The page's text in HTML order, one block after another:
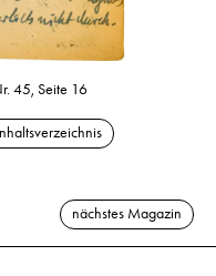
45, Seite 16
nächstes Magazin